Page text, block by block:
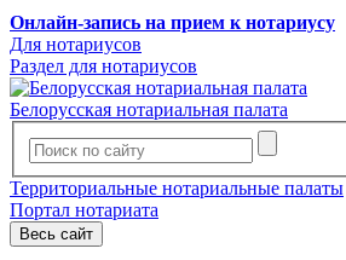
Онлайн-запись на прием к нотариусу
Для нотариусов
Раздел для нотариусов
Белорусская нотариальная палата
Территориальные нотариальные палаты
Портал нотариата
Весь сайт